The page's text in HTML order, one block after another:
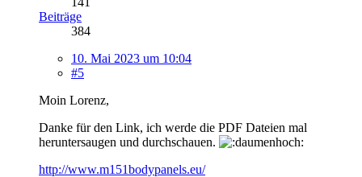
Beiträge
384
10. Mai 2023 um 10:04
#5
Moin Lorenz,
Danke für den Link, ich werde die PDF Dateien mal
heruntersaugen und durchschauen.
http://www.m151bodypanels.eu/